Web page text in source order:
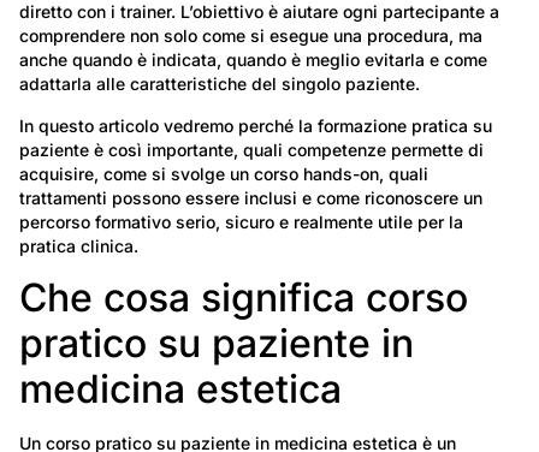
diretto con i trainer. L’obiettivo è aiutare ogni partecipante a
comprendere non solo come si esegue una procedura, ma
anche quando è indicata, quando è meglio evitarla e come
adattarla alle caratteristiche del singolo paziente.
In questo articolo vedremo perché la formazione pratica su
paziente è così importante, quali competenze permette di
acquisire, come si svolge un corso hands-on, quali
trattamenti possono essere inclusi e come riconoscere un
percorso formativo serio, sicuro e realmente utile per la
pratica clinica.
Che cosa significa corso
pratico su paziente in
medicina estetica
Un corso pratico su paziente in medicina estetica è un